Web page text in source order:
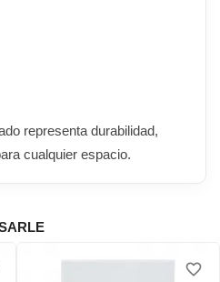
representa durabilidad,
cualquier espacio.
favorite_border